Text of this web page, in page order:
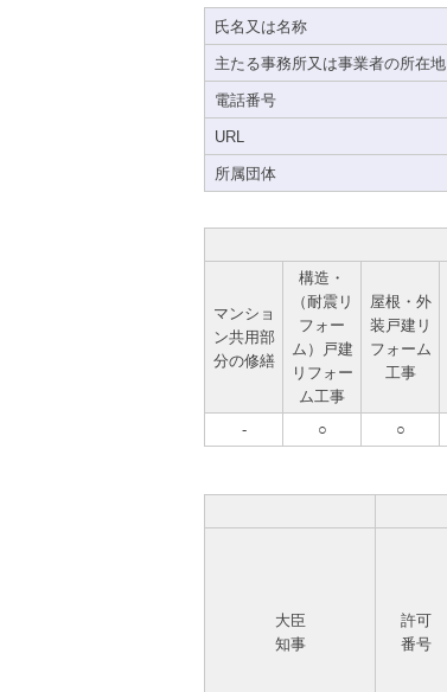
氏名又は名称
主たる事務所又は事業者の所在地
電話番号
URL
所属団体
マンショ
ン共用部
分の修繕
構造・
（耐震リ
フォー
ム）戸建
リフォー
ム工事
屋根・外
装戸建リ
フォーム
工事
- ○ ○
大臣
知事
許可
番号